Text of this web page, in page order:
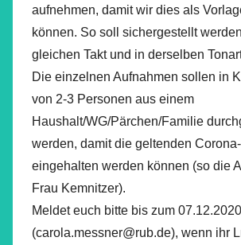
aufnehmen, damit wir dies als
können. So soll sichergestellt
gleichen Takt und in derselben
Die einzelnen Aufnahmen sollen in
von 2-3 Personen aus einem
Haushalt/WG/Pärchen/Familie
werden, damit die geltenden
eingehalten werden können (so die
Frau Kemnitzer).
Meldet euch bitte bis zum
(carola.messner@rub.de), wenn ihr